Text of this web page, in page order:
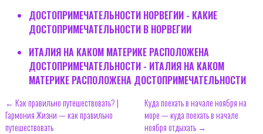
ДОСТОПРИМЕЧАТЕЛЬНОСТИ НОРВЕГИИ - КАКИЕ
ДОСТОПРИМЕЧАТЕЛЬНОСТИ В НОРВЕГИИ
ИТАЛИЯ НА КАКОМ МАТЕРИКЕ РАСПОЛОЖЕНА
ДОСТОПРИМЕЧАТЕЛЬНОСТИ - ИТАЛИЯ НА КАКОМ
МАТЕРИКЕ РАСПОЛОЖЕНА ДОСТОПРИМЕЧАТЕЛЬНОСТИ
← Как правильно путешествовать? |
Гармония Жизни — как правильно
путешествовать
Куда поехать в начале ноября на
море — куда поехать в начале
ноября отдыхать →